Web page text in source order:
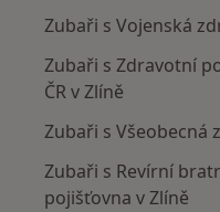
Zubaři s Vojenská
Zubaři s Zdravotní
ČR v Zlíně
Zubaři s Všeobecná
Zubaři s Revírní
pojišťovna v Zlíně